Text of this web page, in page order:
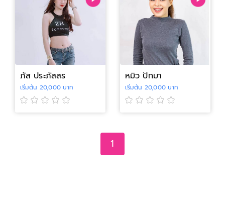
ภัส ประภัสสร
เริ่มต้น 20,000 บาท
หมิว ปัทมา
เริ่มต้น 20,000 บาท
1